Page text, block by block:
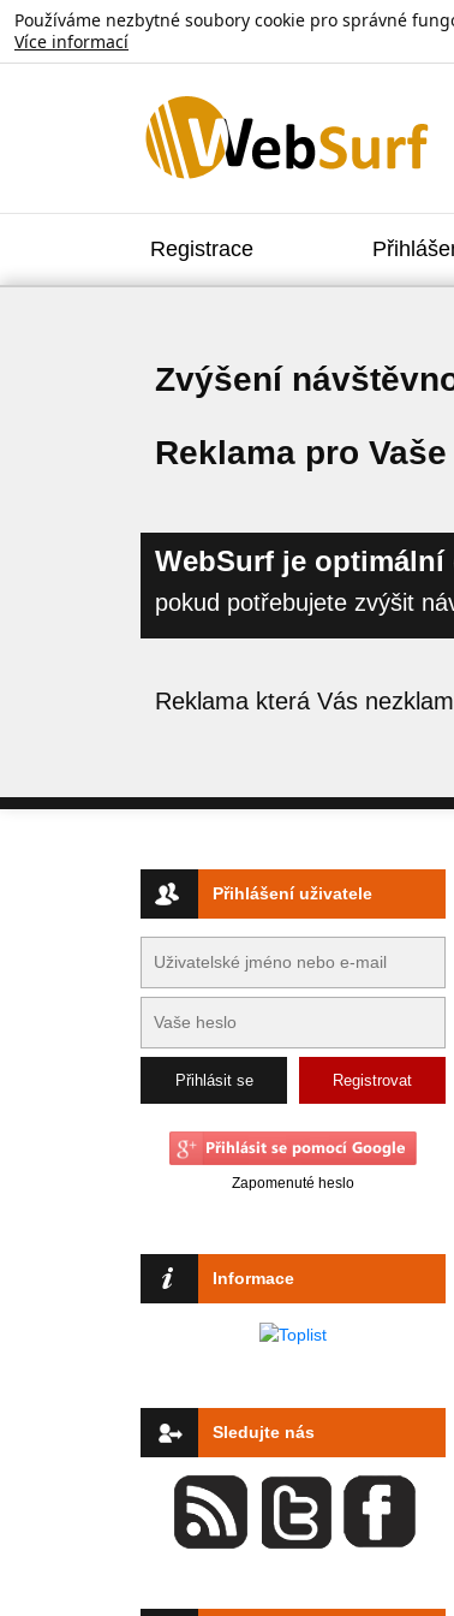
Používáme nezbytné soubory cookie pro správné
Více informací
Registrace
Zvýšení
Reklama pro
WebSurf je
pokud potřebujete zvýšit
Reklama která Vás
Přihlášení uživatele
Registrovat
Zapomenuté heslo
Informace
Sledujte nás